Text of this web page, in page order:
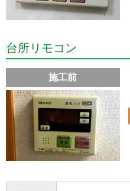
台所リモコン
施工前